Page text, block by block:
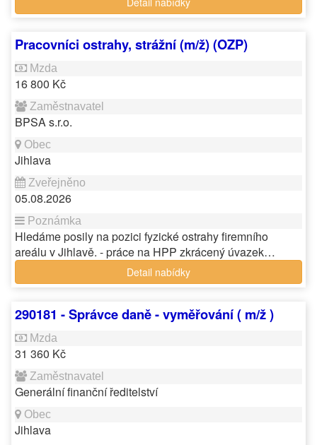
Pracovníci ostrahy, strážní (m/ž) (OZP)
16 800 Kč
BPSA s.r.o.
Jihlava
05.08.2026
Hledáme posily na pozici fyzické ostrahy firemního
areálu v Jihlavě. - práce na HPP zkrácený úvazek…
Detail nabídky
290181 - Správce daně - vyměřování ( m/ž )
31 360 Kč
Generální finanční ředitelství
Jihlava